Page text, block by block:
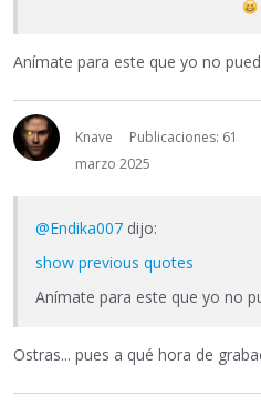
Anímate para este que yo no
Knave
Publicaciones: 61
marzo 2025
@Endika007 dijo:
show previous quotes
Anímate para este que yo no
Ostras... pues a qué hora de